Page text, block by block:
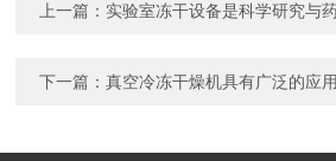
上一篇： 实验室冻干设备是科学研究与
下一篇：真空冷冻干燥机具有广泛的应